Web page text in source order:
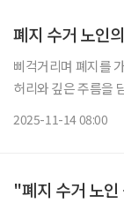
폐지 수거 노인
삐걱거리며 폐지를 가
허리와 깊은 주름을
2025-11-14 08:00
"폐지 수거 노